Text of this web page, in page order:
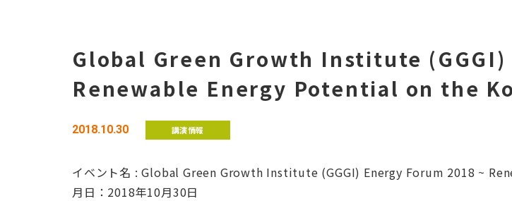
Global Green Growth Institute (GGGI)
Renewable Energy Potential on the
2018.10.30 講演情報
イベント名 : Global Green Growth Institute (GGGI) Energy Forum 2018 ~
月日：2018年10月30日